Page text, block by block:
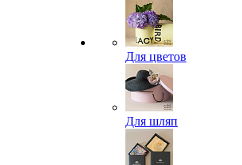
Для цветов
Для шляп